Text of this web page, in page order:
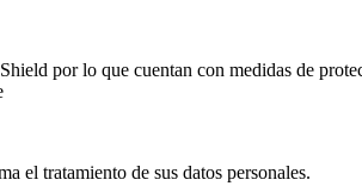
por lo que cuentan con medidas de
el tratamiento de sus datos personales.